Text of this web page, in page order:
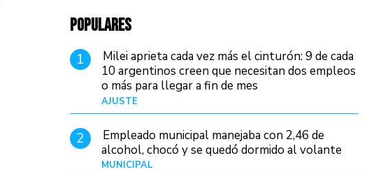
POPULARES
1
Milei aprieta cada vez más el cinturón: 9 de cada
10 argentinos creen que necesitan dos empleos
o más para llegar a fin de mes
AJUSTE
2
Empleado municipal manejaba con 2,46 de
alcohol, chocó y se quedó dormido al volante
MUNICIPAL